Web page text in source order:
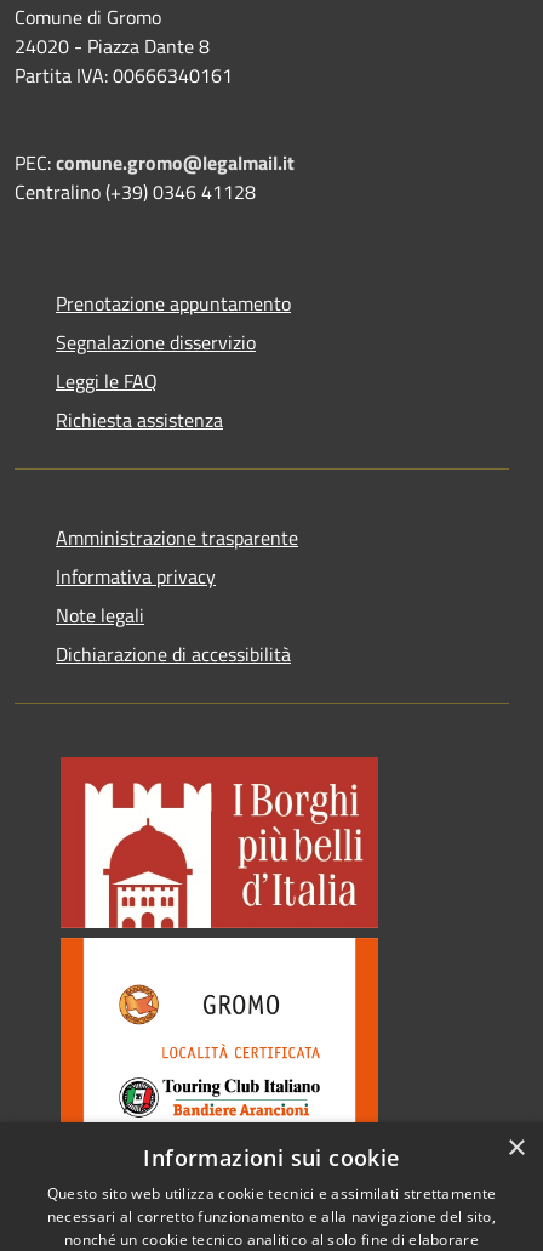
Comune di Gromo
24020 - Piazza Dante 8
Partita IVA: 00666340161
PEC:comune.gromo@legalmail.it
Centralino (+39) 0346 41128
Prenotazione appuntamento
Segnalazione disservizio
Leggi le FAQ
Richiesta assistenza
Amministrazione trasparente
Informativa privacy
Note legali
Dichiarazione di accessibilità
×
Informazioni sui cookie
Questo sito web utilizza cookie tecnici e assimilati strettamente
necessari al corretto funzionamento e alla navigazione del sito,
nonché un cookie tecnico analitico al solo fine di elaborare